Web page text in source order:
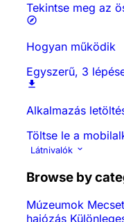
Tekintse meg az
Hogyan működik
Egyszerű, 3
Alkalmazás
Töltse le a
Látnivalók
Browse by
Múzeumok
hajózás